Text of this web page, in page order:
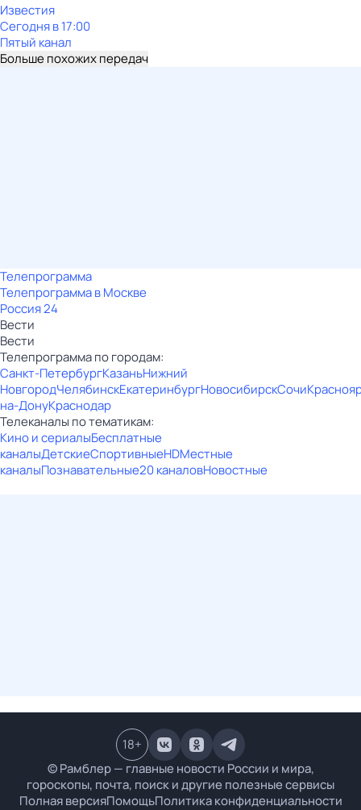
Известия
Сегодня в 17:00
Пятый канал
Больше похожих передач
Телепрограмма
Телепрограмма в Москве
Россия 24
Вести
Вести
Телепрограмма по городам:
Санкт-ПетербургКазаньНижний
НовгородЧелябинскЕкатеринбургНовосибирскСочи
на-ДонуКраснодар
Телеканалы по тематикам:
Кино и сериалыБесплатные
каналыДетскиеСпортивныеHDМестные
каналыПознавательные20 каналовНовостные
© Рамблер — главные новости России и мира,
гороскопы, почта, поиск и другие полезные сервисы
Полная версияПомощьПолитика конфиденциальности
18+